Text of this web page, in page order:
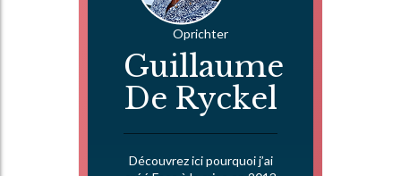
Oprichter
Guillaume
De Ryckel
Découvrez ici pourquoi j’ai